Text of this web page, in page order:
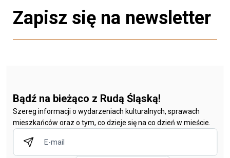
Zapisz się na newsletter
Bądź na bieżąco z Rudą Śląską!
Szereg informacji o wydarzeniach kulturalnych, sprawach
mieszkańców oraz o tym, co dzieje się na co dzień w mieście.